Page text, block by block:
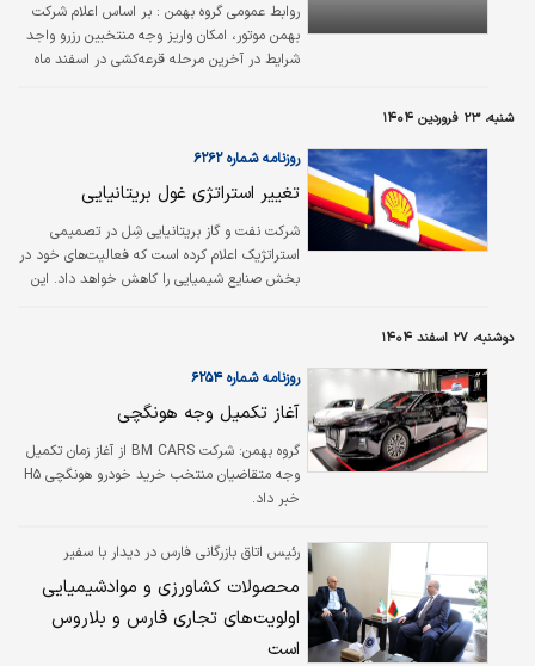
روابط عمومی گروه بهمن : بر اساس اعلام شرکت
بهمن موتور، امکان واریز وجه منتخبین رزرو واجد
شرایط در آخرین مرحله قرعه‌‌‌کشی در اسفند ماه
شنبه، ۲۳ فروردین ۱۴۰۴
روزنامه شماره ۶۲۶۲
تغییر استراتژی غول بریتانیایی
شرکت نفت و گاز بریتانیایی شِل در تصمیمی
استراتژیک اعلام کرده است که فعالیت‌‌‌های خود در
بخش صنایع شیمیایی را کاهش خواهد داد. این
دوشنبه، ۲۷ اسفند ۱۴۰۴
روزنامه شماره ۶۲۵۴
آغاز تکمیل وجه هونگچی
گروه بهمن: شرکت BM CARS از آغاز زمان تکمیل
وجه متقاضیان منتخب خرید خودرو هونگچی H۵
خبر داد.
رئیس اتاق بازرگانی فارس در دیدار با سفیر
محصولات کشاورزی و موادشیمیایی
اولویت‌های تجاری فارس و بلاروس
است